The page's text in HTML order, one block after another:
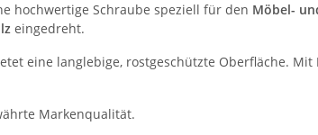
hochwertige Schraube speziell für den Möbel-
eingedreht.
eine langlebige, rostgeschützte Oberfläche. Mit
Markenqualität.